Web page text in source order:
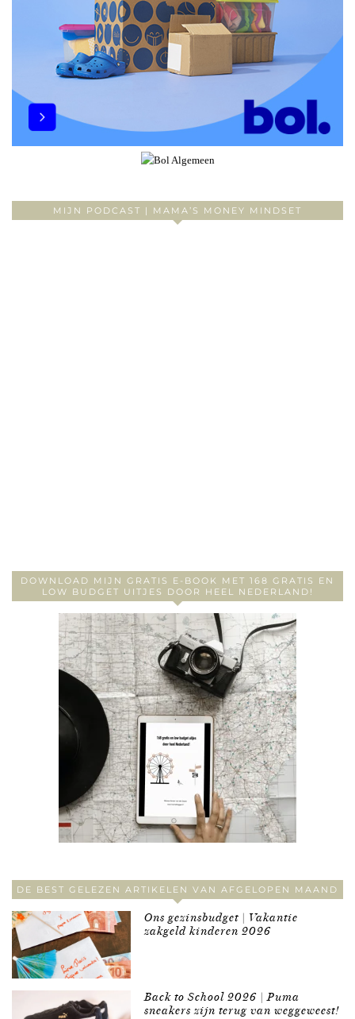
MIJN PODCAST | MAMA’S MONEY MINDSET
DOWNLOAD MIJN GRATIS E-BOOK MET 168 GRATIS EN
LOW BUDGET UITJES DOOR HEEL NEDERLAND!
DE BEST GELEZEN ARTIKELEN VAN AFGELOPEN MAAND
Ons gezinsbudget | Vakantie
zakgeld kinderen 2026
Back to School 2026 | Puma
sneakers zijn terug van weggeweest!